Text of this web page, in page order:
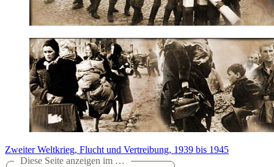
Zweiter Weltkrieg, Flucht und Vertreibung, 1939 bis 1945
Diese Seite anzeigen im …